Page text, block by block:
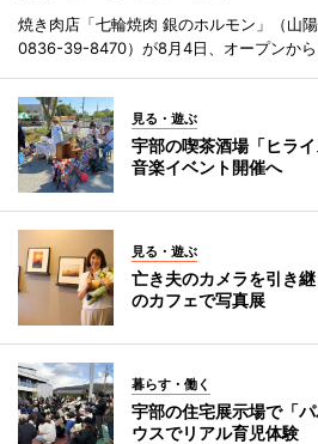
焼き肉店「七輪焼肉 銀のホルモン」（山
0836-39-8470）が8月4日、オープンから
見る・遊ぶ
宇部の喫茶酒場「ヒラ
音楽イベント開催へ
見る・遊ぶ
亡き夫のカメラを引き
のカフェで写真展
暮らす・働く
宇部の住宅展示場で「
ウスでリアル育児体験